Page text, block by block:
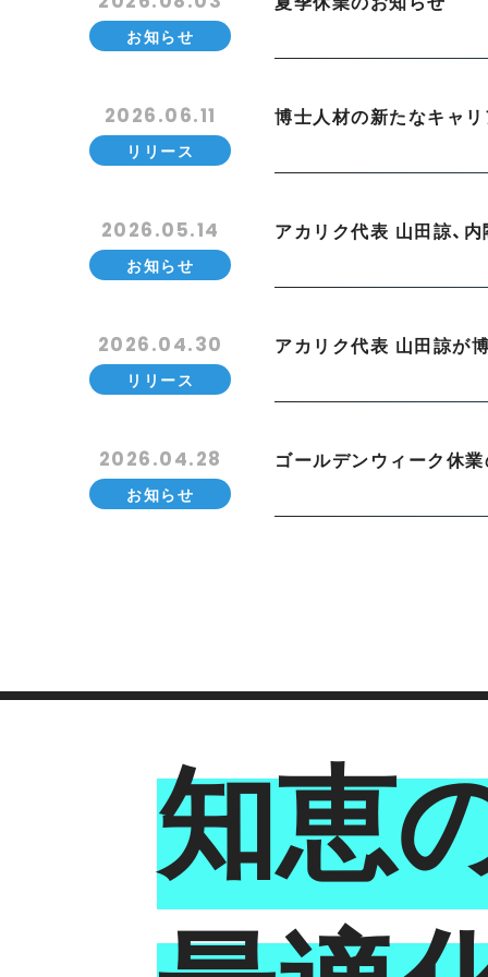
お知らせ
2026.06.11
リリース
2026.05.14
お知らせ
アカリク代表 山田諒、
2026.04.30
リリース
アカリク代表 山田諒が
2026.04.28
お知らせ
ゴールデンウィーク休
知恵